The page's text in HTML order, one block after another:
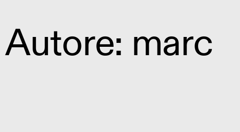
Autore: marc